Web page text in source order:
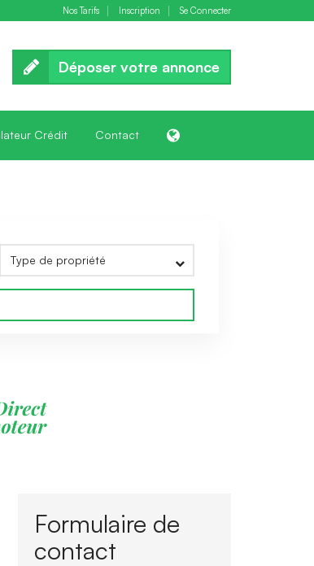
Nos Tarifs Inscription Se Connecter
Déposer votre annonce
Crédit Contact
Formulaire de
contact